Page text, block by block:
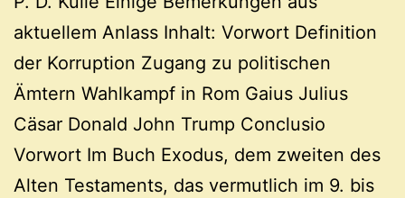
aktuellem Anlass Inhalt: Vorwort Definition
der Korruption Zugang zu politischen
Ämtern Wahlkampf in Rom Gaius Julius
Cäsar Donald John Trump Conclusio
Vorwort Im Buch Exodus, dem zweiten des
Alten Testaments, das vermutlich im 9. bis